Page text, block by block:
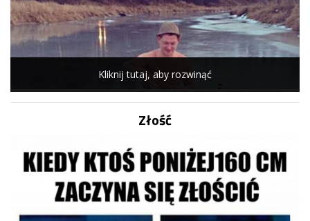
Kliknij tutaj, aby rozwinąć
Złość